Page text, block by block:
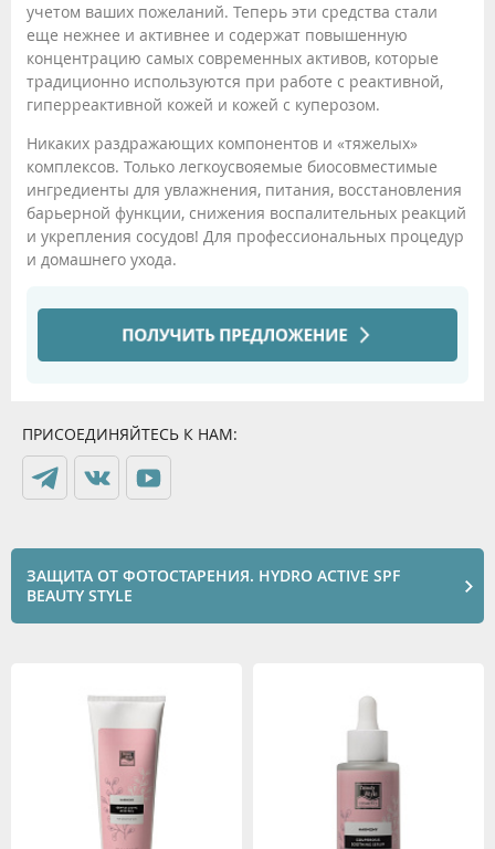
учетом ваших пожеланий. Теперь эти средства стали
еще нежнее и активнее и содержат повышенную
концентрацию самых современных активов, которые
традиционно используются при работе с реактивной,
гиперреактивной кожей и кожей с куперозом.
Никаких раздражающих компонентов и «тяжелых»
комплексов. Только легкоусвояемые биосовместимые
ингредиенты для увлажнения, питания, восстановления
барьерной функции, снижения воспалительных реакций
и укрепления сосудов! Для профессиональных процедур
и домашнего ухода.
ПРИСОЕДИНЯЙТЕСЬ К НАМ:
ЗАЩИТА ОТ ФОТОСТАРЕНИЯ. HYDRO ACTIVE SPF
BEAUTY STYLE